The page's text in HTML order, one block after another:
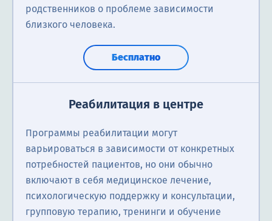
родственников о проблеме зависимости
близкого человека.
Бесплатно
Реабилитация в центре
Программы реабилитации могут
варьироваться в зависимости от конкретных
потребностей пациентов, но они обычно
включают в себя медицинское лечение,
психологическую поддержку и консультации,
групповую терапию, тренинги и обучение